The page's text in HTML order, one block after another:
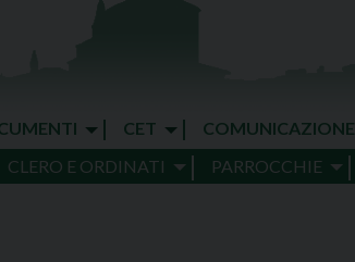
CET COMUNICAZIONE
CLERO E ORDINATI PARROCCHIE